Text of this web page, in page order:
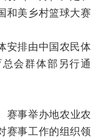
和美乡村篮球大赛
安排由中国农民体
会群体部 另行通
赛事举办地农业农
赛事工作的组织领